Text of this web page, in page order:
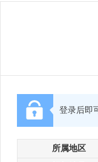
登录后即
所属地区